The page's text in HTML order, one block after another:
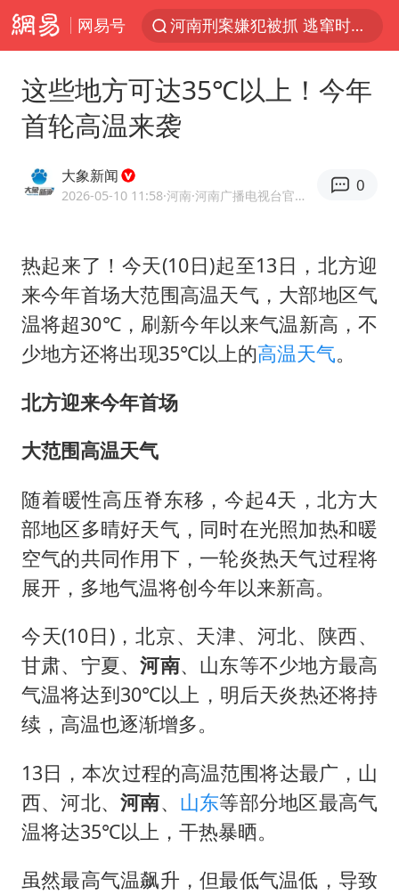
网易号
河南刑案嫌犯被抓 逃窜时伤害多人
光影经济撬动暑期消费新蓝海
商场现钱学森巨幅海报 负责人回应
情侣在平潭拍日出时坠崖致一死一伤
老挝国会主席赛宋蓬逝世
购飞机票7分钟后退票被扣2022元
白海豚将正面袭击贯穿浙江
酒店回应车内过夜被收150元
夏日经济乘“热”而上 消费市场向“新”而行
36岁男演员成景区NPC后人气爆棚
新疆优化调整景区内自驾服务费
宇树王兴兴被问了360多个问题
乐享全民健身 共筑健康中国
这些地方可达35℃以上！今年
首轮高温来袭
大象新闻
2026-05-10 11:58·河南 ·河南广播电视台官方网易号
0
热起来了！今天(10日)起至13日，北方迎
来今年首场大范围高温天气，大部地区气
温将超30℃，刷新今年以来气温新高，不
少地方还将出现35℃以上的高温天气。
北方迎来今年首场
大范围高温天气
随着暖性高压脊东移，今起4天，北方大
部地区多晴好天气，同时在光照加热和暖
空气的共同作用下，一轮炎热天气过程将
展开，多地气温将创今年以来新高。
今天(10日)，北京、天津、河北、陕西、
甘肃、宁夏、河南、山东等不少地方最高
气温将达到30℃以上，明后天炎热还将持
续，高温也逐渐增多。
13日，本次过程的高温范围将达最广，山
西、河北、河南、 山东等部分地区最高气
温将达35℃以上，干热暴晒。
虽然最高气温飙升，但最低气温低，导致